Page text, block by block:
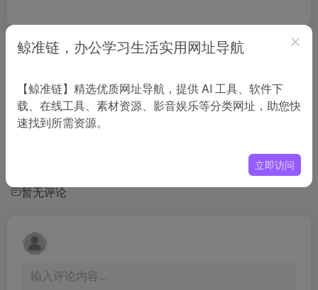
相关导航
没有相关内容!
暂无评论
鲸准链，办公学习生活实用网址导航
【鲸准链】精选优质网址导航，提供 AI 工具、软件下
载、在线工具、素材资源、影音娱乐等分类网址，助您快
速找到所需资源。
立即访问